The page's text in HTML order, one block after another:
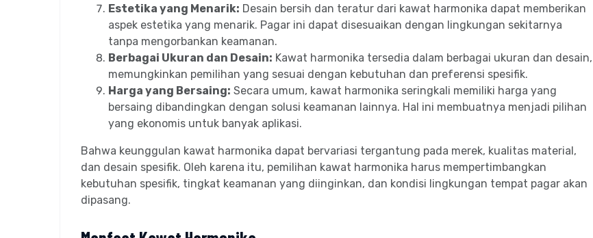
Estetika yang Menarik: Desain bersih dan teratur dari kawat harmonika dapat memberikan
aspek estetika yang menarik. Pagar ini dapat disesuaikan dengan lingkungan sekitarnya
tanpa mengorbankan keamanan.
Berbagai Ukuran dan Desain: Kawat harmonika tersedia dalam berbagai ukuran dan desain,
memungkinkan pemilihan yang sesuai dengan kebutuhan dan preferensi spesifik.
Harga yang Bersaing: Secara umum, kawat harmonika seringkali memiliki harga yang
bersaing dibandingkan dengan solusi keamanan lainnya. Hal ini membuatnya menjadi pilihan
yang ekonomis untuk banyak aplikasi.
Bahwa keunggulan kawat harmonika dapat bervariasi tergantung pada merek, kualitas material,
dan desain spesifik. Oleh karena itu, pemilihan kawat harmonika harus mempertimbangkan
kebutuhan spesifik, tingkat keamanan yang diinginkan, dan kondisi lingkungan tempat pagar akan
dipasang.